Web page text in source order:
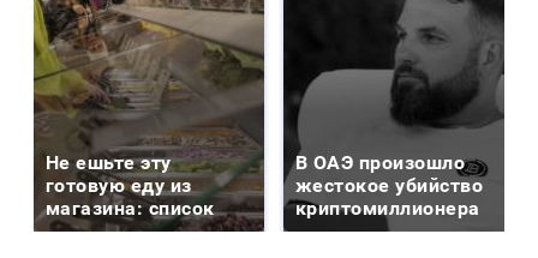
Не ешьте эту
готовую еду из
магазина: список
В ОАЭ произошло
жестокое убийство
криптомиллионера